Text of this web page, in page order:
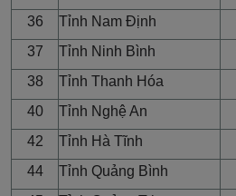
36
Tỉnh Nam Định
37
Tỉnh Ninh Bình
38
Tỉnh Thanh Hóa
40
Tỉnh Nghệ An
42
Tỉnh Hà Tĩnh
44
Tỉnh Quảng Bình